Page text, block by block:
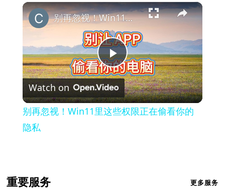
×
Play
Video
别再忽视！Win11里这些权限正在偷看你的隐私
Watch on
别再忽视！Win11里这些权限正在偷看你的
隐私
重要服务 更多服务